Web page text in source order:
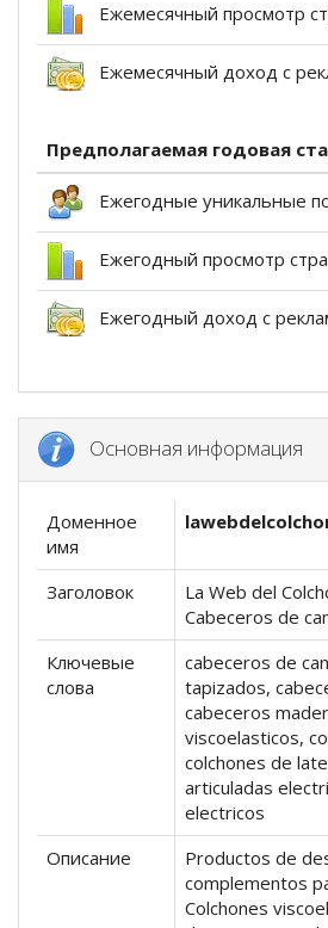
Ежемесячный просмотр
Ежемесячный доход с
Предполагаемая годовая
Ежегодные уникальные
Ежегодный просмотр
Ежегодный доход с
Основная информация
Доменное
имя
Заголовок
La Web del
Cabeceros de
Ключевые
слова
cabeceros de
tapizados,
cabeceros
viscoelasticos,
colchones de
articuladas
electricos
Описание
Productos de
complementos
Colchones